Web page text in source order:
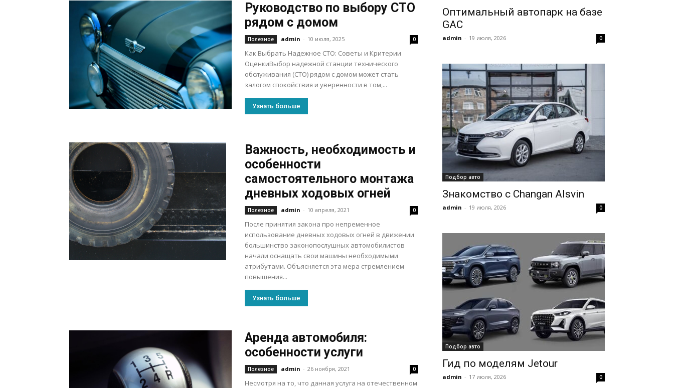
Руководство по выбору СТО
рядом с домом
Полезное admin - 10 июля, 2025 0
Как Выбрать Надежное СТО: Советы и Критерии
ОценкиВыбор надежной станции технического
обслуживания (СТО) рядом с домом может стать
залогом спокойствия и уверенности в том,...
Узнать больше
Важность, необходимость и
особенности
самостоятельного монтажа
дневных ходовых огней
Полезное admin - 10 апреля, 2021 0
После принятия закона про непременное
использование дневных ходовых огней в движении
большинство законопослушных автомобилистов
начали оснащать свои машины необходимыми
атрибутами. Объясняется эта мера стремлением
повышения...
Узнать больше
Аренда автомобиля:
особенности услуги
Полезное admin - 26 ноября, 2021 0
Несмотря на то, что данная услуга на отечественном
Оптимальный автопарк на базе
GAC
admin - 19 июля, 2026 0
Подбор авто
Знакомство с Changan Alsvin
admin - 19 июля, 2026 0
Подбор авто
Гид по моделям Jetour
admin - 17 июля, 2026 0